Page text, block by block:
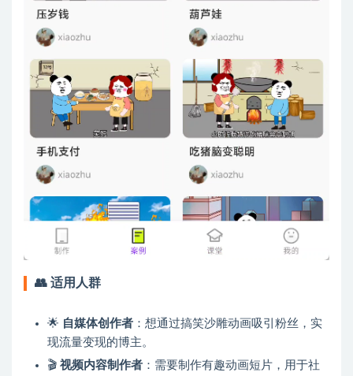
👥 适用人群
🌟 自媒体创作者 ：想通过搞笑沙雕动画吸引粉丝，实
现流量变现的博主。
🎬 视频内容制作者 ：需要制作有趣动画短片，用于社